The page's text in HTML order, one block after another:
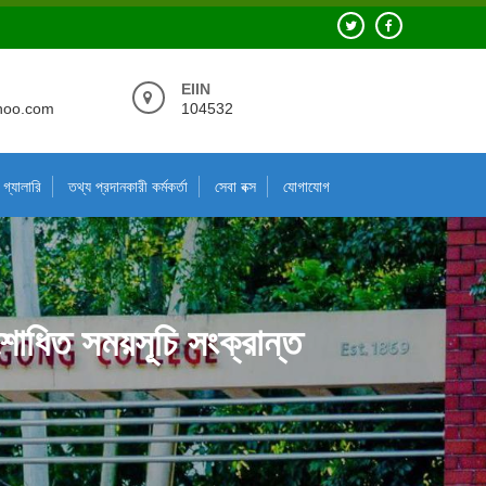
EIIN
104532
গ্যালারি তথ্য প্রদানকারী কর্মকর্তা সেবা বক্স যোগাযোগ
সময়সূচি সংক্রান্ত